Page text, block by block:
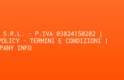
S.R.L. - P.IVA 03824150282 |
- TERMINI E CONDIZIONI |
INFO